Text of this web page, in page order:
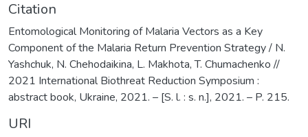
Citation
Entomological Monitoring of Malaria Vectors as a Key
Component of the Malaria Return Prevention Strategy / N.
Yashchuk, N. Chehodaikina, L. Makhota, T. Chumachenko //
2021 International Biothreat Reduction Symposium :
abstract book, Ukraine, 2021. – [S. l. : s. n.], 2021. – P. 215.
URI